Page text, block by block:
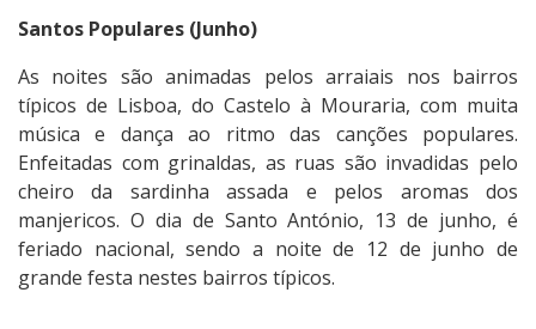
Santos Populares (Junho)
As noites são animadas pelos arraiais nos bairros
típicos de Lisboa, do Castelo à Mouraria, com muita
música e dança ao ritmo das canções populares.
Enfeitadas com grinaldas, as ruas são invadidas pelo
cheiro da sardinha assada e pelos aromas dos
manjericos. O dia de Santo António, 13 de junho, é
feriado nacional, sendo a noite de 12 de junho de
grande festa nestes bairros típicos.